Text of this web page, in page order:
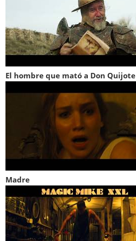
El hombre que mató a Don Quijote
Madre